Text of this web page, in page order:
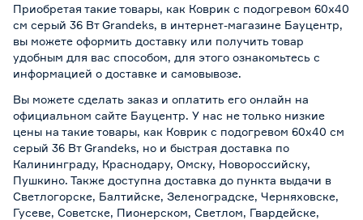
Приобретая такие товары, как Коврик с подогревом 60х40
см серый 36 Вт Grandeks, в интернет-магазине Бауцентр,
вы можете оформить доставку или получить товар
удобным для вас способом, для этого ознакомьтесь с
информацией о доставке и самовывозе.
Вы можете сделать заказ и оплатить его онлайн на
официальном сайте Бауцентр. У нас не только низкие
цены на такие товары, как Коврик с подогревом 60х40 см
серый 36 Вт Grandeks, но и быстрая доставка по
Калининграду, Краснодару, Омску, Новороссийску,
Пушкино. Также доступна доставка до пункта выдачи в
Светлогорске, Балтийске, Зеленоградске, Черняховске,
Гусеве, Советске, Пионерском, Светлом, Гвардейске,